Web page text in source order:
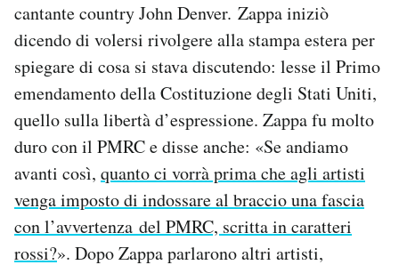
cantante country John Denver. Zappa iniziò
dicendo di volersi rivolgere alla stampa estera per
spiegare di cosa si stava discutendo: lesse il Primo
emendamento della Costituzione degli Stati Uniti,
quello sulla libertà d’espressione. Zappa fu molto
duro con il PMRC e disse anche: «Se andiamo
avanti così, quanto ci vorrà prima che agli artisti
venga imposto di indossare al braccio una fascia
con l’avvertenza del PMRC, scritta in caratteri
rossi?». Dopo Zappa parlarono altri artisti,